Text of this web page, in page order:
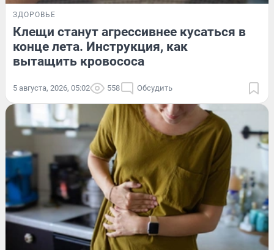
ЗДОРОВЬЕ
Клещи станут агрессивнее кусаться в
конце лета. Инструкция, как
вытащить кровососа
5 августа, 2026, 05:02 558 Обсудить